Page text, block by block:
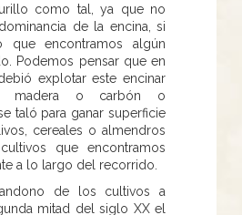
como tal, ya que no
de la encina, si
que encontramos algún
Podemos pensar que en
explotar este encinar
madera o carbón o
taló para ganar superficie
cereales o almendros
que encontramos
a lo largo del recorrido.
de los cultivos a
mitad del siglo XX el